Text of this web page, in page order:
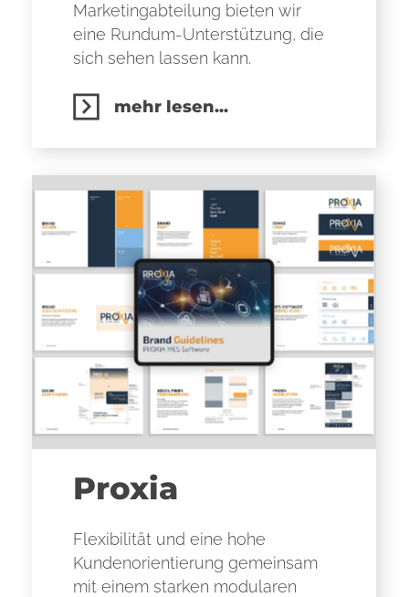
Marketingabteilung bieten wir
eine Rundum-Unterstützung, die
sich sehen lassen kann.
mehr lesen...
Proxia
Flexibilität und eine hohe
Kundenorientierung gemeinsam
mit einem starken modularen